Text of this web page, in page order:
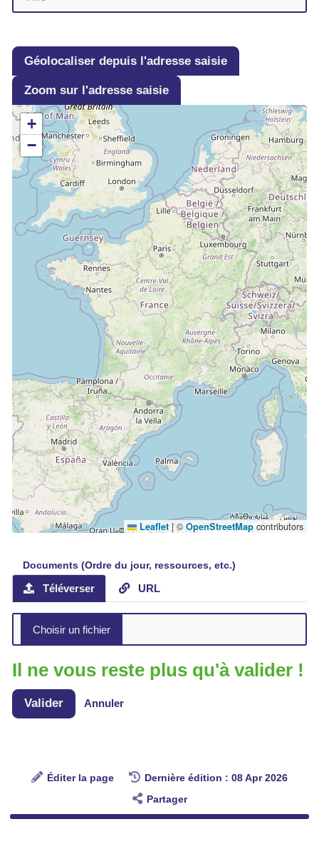
Géolocaliser depuis l'adresse saisie
Zoom sur l'adresse saisie
+
−
Leaflet |©OpenStreetMap contributors
Documents (Ordre du jour, ressources, etc.)
Téléverser URL
Il ne vous reste plus qu'à valider !
Valider Annuler
Éditer la page
Dernière édition : 08 Apr 2026
Partager